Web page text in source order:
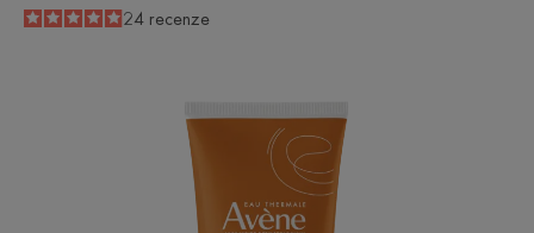
5
/
5
24 recenze